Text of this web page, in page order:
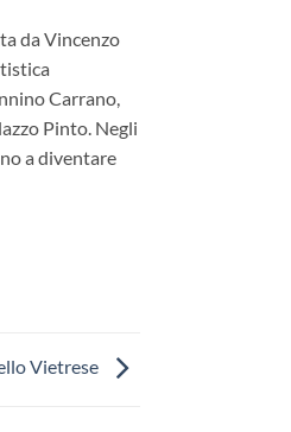
da Vincenzo
Carrano,
Pinto. Negli
a diventare
Vietrese